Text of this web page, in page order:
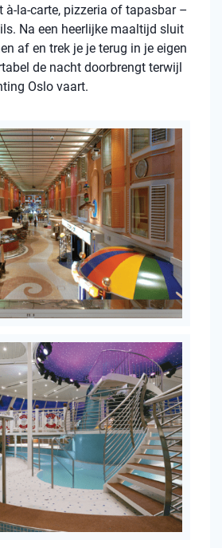
la-carte, pizzeria of tapasbar –
Na een heerlijke maaltijd sluit
af en trek je je terug in je eigen
de nacht doorbrengt terwijl
Oslo vaart.